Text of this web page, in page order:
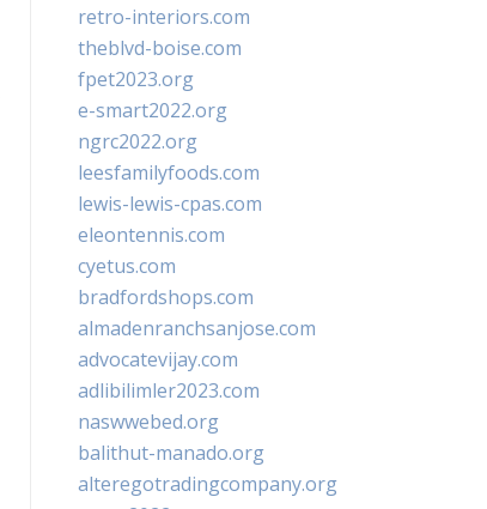
retro-interiors.com
theblvd-boise.com
fpet2023.org
e-smart2022.org
ngrc2022.org
leesfamilyfoods.com
lewis-lewis-cpas.com
eleontennis.com
cyetus.com
bradfordshops.com
almadenranchsanjose.com
advocatevijay.com
adlibilimler2023.com
naswwebed.org
balithut-manado.org
alteregotradingcompany.org